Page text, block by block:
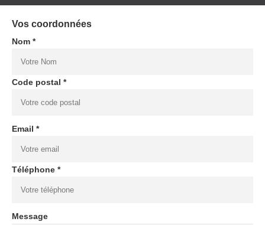
Vos coordonnées
Nom *
Code postal *
Email *
Téléphone *
Message